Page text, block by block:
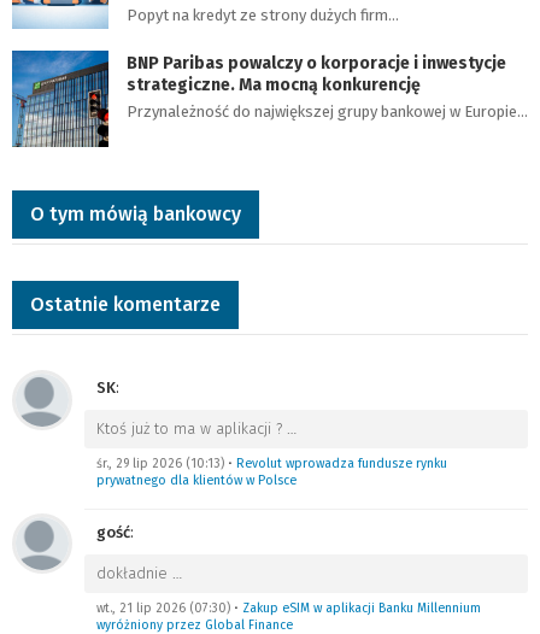
Popyt na kredyt ze strony dużych firm…
BNP Paribas powalczy o korporacje i inwestycje
strategiczne. Ma mocną konkurencję
Przynależność do największej grupy bankowej w Europie…
O tym mówią bankowcy
Ostatnie komentarze
SK:
Ktoś już to ma w aplikacji ? …
śr., 29 lip 2026 (10:13) • Revolut wprowadza fundusze rynku
prywatnego dla klientów w Polsce
gość:
dokładnie …
wt., 21 lip 2026 (07:30) • Zakup eSIM w aplikacji Banku Millennium
wyróżniony przez Global Finance